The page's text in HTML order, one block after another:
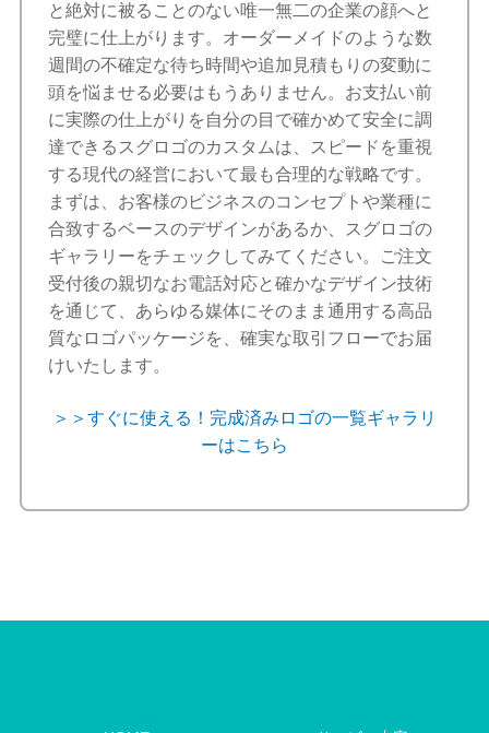
と絶対に被ることのない唯一無二の企業の顔へと
完璧に仕上がります。オーダーメイドのような数
週間の不確定な待ち時間や追加見積もりの変動に
頭を悩ませる必要はもうありません。お支払い前
に実際の仕上がりを自分の目で確かめて安全に調
達できるスグロゴのカスタムは、スピードを重視
する現代の経営において最も合理的な戦略です。
まずは、お客様のビジネスのコンセプトや業種に
合致するベースのデザインがあるか、スグロゴの
ギャラリーをチェックしてみてください。ご注文
受付後の親切なお電話対応と確かなデザイン技術
を通じて、あらゆる媒体にそのまま通用する高品
質なロゴパッケージを、確実な取引フローでお届
けいたします。
＞＞すぐに使える！完成済みロゴの一覧ギャラリ
ーはこちら